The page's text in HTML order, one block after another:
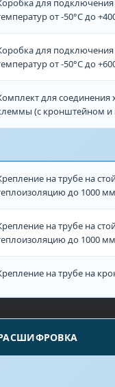
для
от -50°С до
для
от -50°С до
для
(с кронштейном и
на трубе на
до 1000
на трубе на
до 1000
на трубе на